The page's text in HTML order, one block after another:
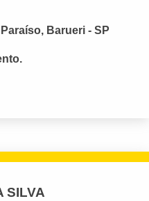
Barueri - SP
SILVA